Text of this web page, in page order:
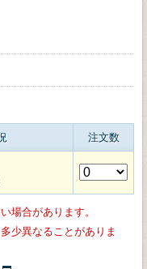
注文数
場合があります。
少異なることがありま